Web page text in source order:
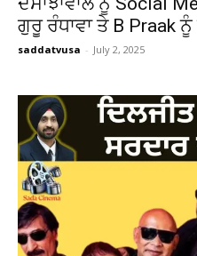
ਗੁਰੂ ਰੰਧਾਵਾ ਤੇ B Praak ਨੂੰ
saddatvusa - July 2, 2025